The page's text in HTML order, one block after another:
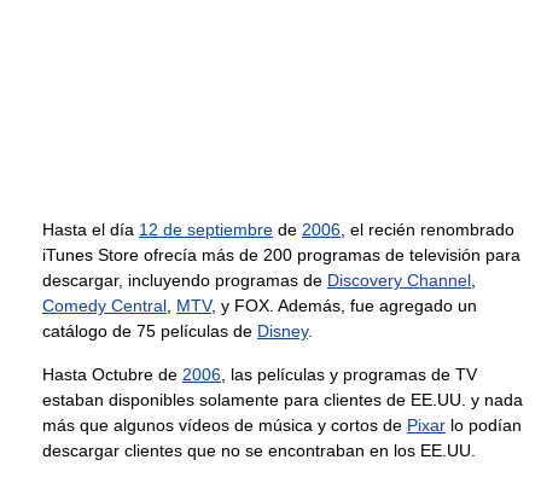
Hasta el día 12 de septiembre de 2006, el recién renombrado
iTunes Store ofrecía más de 200 programas de televisión para
descargar, incluyendo programas de Discovery Channel,
Comedy Central, MTV, y FOX. Además, fue agregado un
catálogo de 75 películas de Disney.
Hasta Octubre de 2006, las películas y programas de TV
estaban disponibles solamente para clientes de EE.UU. y nada
más que algunos vídeos de música y cortos de Pixar lo podían
descargar clientes que no se encontraban en los EE.UU.